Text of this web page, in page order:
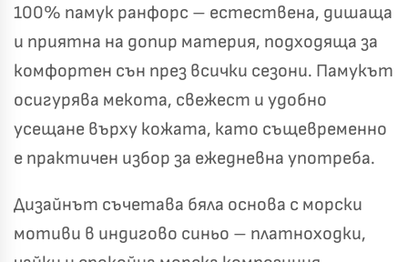
100% памук ранфорс – естествена, дишаща
и приятна на допир материя, подходяща за
комфортен сън през всички сезони. Памукът
осигурява мекота, свежест и удобно
усещане върху кожата, като същевременно
е практичен избор за ежедневна употреба.
Дизайнът съчетава бяла основа с морски
мотиви в индигово синьо – платноходки,